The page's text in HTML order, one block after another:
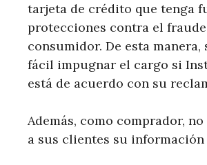
tarjeta de crédito que tenga
protecciones contra el
consumidor. De esta manera,
fácil impugnar el cargo si
está de acuerdo con su
Además, como comprador,
a sus clientes su información